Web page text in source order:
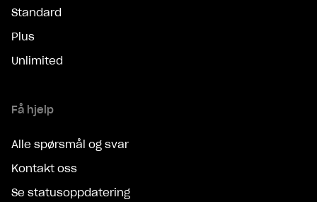
Standard
Plus
Unlimited
Få hjelp
Alle spørsmål og svar
Kontakt oss
Se statusoppdatering